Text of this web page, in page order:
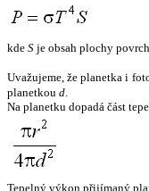
kde S je obsah plochy
Uvažujeme, že planetka i
planetkou d.
Na planetku dopadá část
Tepelný výkon přijímaný